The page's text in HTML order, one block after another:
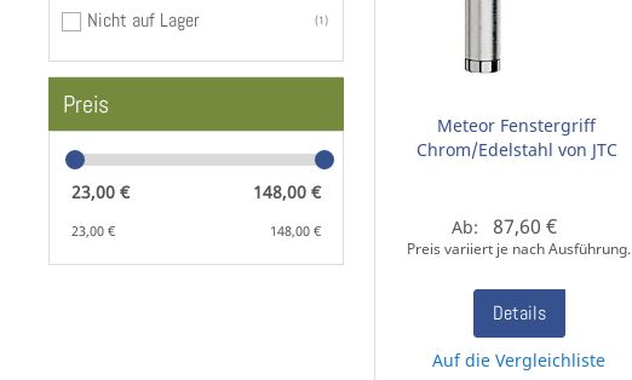
Meteor Fenstergriff
Chrom/Edelstahl von JTC
Ab: 87,60 €
Preis variiert je nach Ausführung.
Details
Auf die Vergleichliste
Nicht auf Lager 1
Preis
23,00 € 148,00 €
148,00 €
23,00 €